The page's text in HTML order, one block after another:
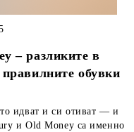
– разликите в
обувки
идват и си отиват — и
и Old Money са именно